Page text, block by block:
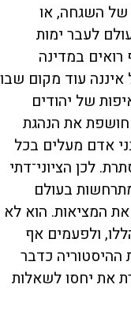
של השגחה, או
לעבר ימות
במדינה
עוד מקום שבו
של יהודים
חושפת את הנהגת
אדם מעלים בכל
לכן הציוני־דתי
בעולם
המציאות. הוא לא
ולפעמים אף
כדבר
את יחסו לשאלות